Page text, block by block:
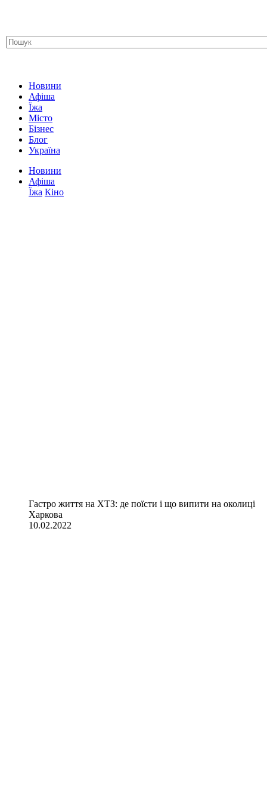
Новини
Афіша
Їжа
Місто
Бізнес
Блог
Україна
Новини
Афіша
Їжа Кіно
Гастро життя на ХТЗ: де поїсти і що випити на околиці
Харкова
10.02.2022